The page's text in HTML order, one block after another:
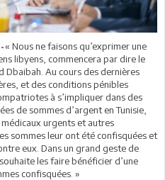
« Nous ne faisons qu’exprimer une
libyens, commencera par dire le
Au cours des dernières
et des conditions pénibles
à s’impliquer dans des
de sommes d’argent en Tunisie,
urgents et autres
sommes leur ont été confisquées et
eux. Dans un grand geste de
les faire bénéficier d’une
confisquées. »